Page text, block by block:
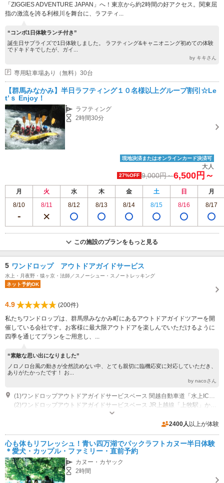
「ZIGGIES ADVENTURE JAPAN」へ！東京から約2時間の好アクセス。関東屈
指の激流を誇る利根川を舞台に、ラフティ...
“コンボ1日体験ランチ付き”
誕生日サプライズで1日体験しました。 ラフティング&キャニオニング初めての体験
でドキドキでしたが、ガイ...
by キキさん
専用駐車場あり（無料）30台
【群馬みなかみ】半日ラフティング１０名様以上グループ割引☆Le
t’ｓ Enjoy！
ラフティング
2時間30分
現地決済またはオンラインカード決済可
大人
27%OFF 9,000円～6,500円～
月 火 水 木 金 土 日
月
8/10
8/11 8/12 8/13 8/14 8/15 8/16 8/17
この施設のプランをもっと見る
5 ワンドロップ アウトドアガイドサービス
水上・月夜野・猿ヶ京・法師／スノーシュー・スノートレッキング
ネット予約OK
4.9
(200件)
私たちワンドロップは、群馬県みなかみ町にあるアウトドアガイドツアーを開
催している会社です。お客様に最大限アウトドアを楽しんでいただけるように
四季を通じてプランをご用意し、...
“素敵な思い出になりました”
ノロノロ台風の動きが全然読めない中、とても親切に臨機応変に対応していただき、
ありがたかったです！ お...
by nacoさん
(1)ワンドロップアウトドアガイドサービスベース 関越自動車道「水上IC」から車で10分。
専用駐車場あり（無料）10台 ワンドロップベース集合のツアーにかぎります。
2400人 以上が体験
心も体もリフレッシュ！青い四万湖でパックラフトカヌー半日体験
＊愛犬・カップル・ファミリー・直前予約
カヌー・カヤック
2時間